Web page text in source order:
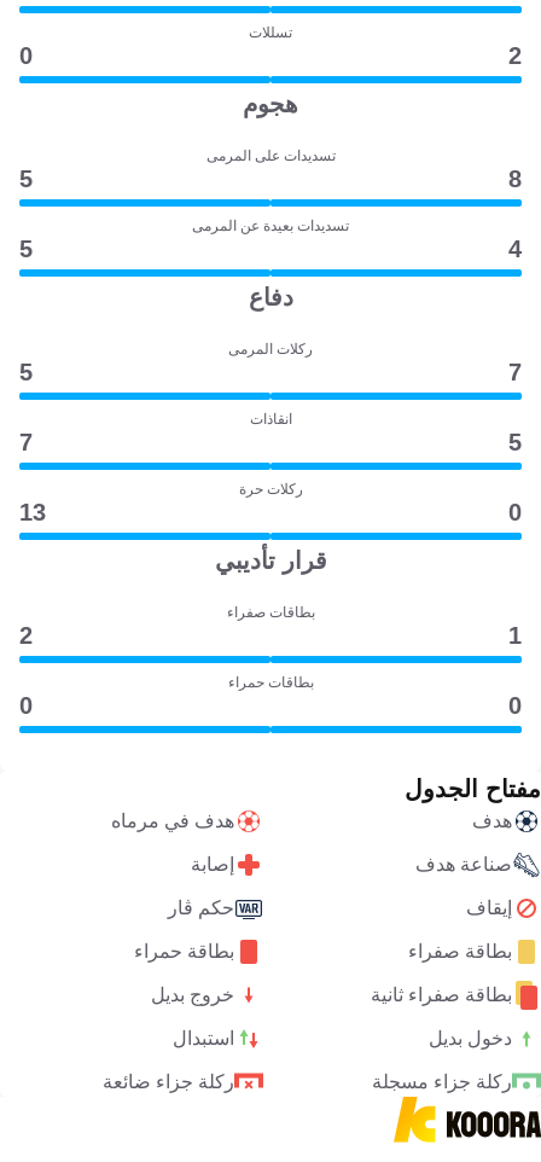
تسللات
2
0
هجوم
تسديدات على المرمى
8
5
تسديدات بعيدة عن المرمى
4
5
دفاع
ركلات المرمى
7
5
انقاذات
5
7
ركلات حرة
0
13
قرار تأديبي
بطاقات صفراء
1
2
بطاقات حمراء
0
0
مفتاح الجدول
هدف هدف في مرماه
صناعة هدف إصابة
إيقاف حكم ڤار
بطاقة صفراء بطاقة حمراء
بطاقة صفراء ثانية خروج بديل
دخول بديل استبدال
ركلة جزاء مسجلة ركلة جزاء ضائعة